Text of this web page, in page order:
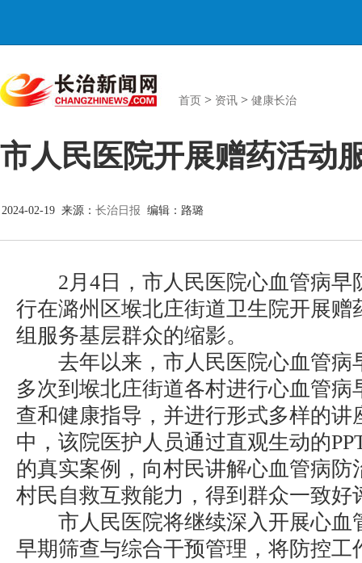
首页 > 资讯 > 健康长治
市人民医院开展赠药活动
2024-02-19 来源： 长治日报 编辑：路璐
2月4日，市人民医院心血管病早
行在潞州区堠北庄街道卫生院开展赠
组服务基层群众的缩影。
去年以来，市人民医院心血管病
多次到堠北庄街道各村进行心血管病
查和健康指导，并进行形式多样的讲
中，该院医护人员通过直观生动的
的真实案例，向村民讲解心血管病防
村民自救互救能力，得到群众一致好
市人民医院将继续深入开展心血
早期筛查与综合干预管理，将防控工